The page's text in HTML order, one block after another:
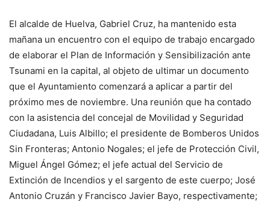
El alcalde de Huelva, Gabriel Cruz, ha mantenido esta
mañana un encuentro con el equipo de trabajo encargado
de elaborar el Plan de Información y Sensibilización ante
Tsunami en la capital, al objeto de ultimar un documento
que el Ayuntamiento comenzará a aplicar a partir del
próximo mes de noviembre. Una reunión que ha contado
con la asistencia del concejal de Movilidad y Seguridad
Ciudadana, Luis Albillo; el presidente de Bomberos Unidos
Sin Fronteras; Antonio Nogales; el jefe de Protección Civil,
Miguel Ángel Gómez; el jefe actual del Servicio de
Extinción de Incendios y el sargento de este cuerpo; José
Antonio Cruzán y Francisco Javier Bayo, respectivamente;